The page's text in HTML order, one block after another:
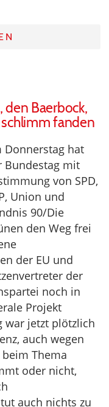
den Baerbock,
fanden
Donnerstag hat
Bundestag mit
von SPD,
Union und
90/Die
den Weg frei
der EU und
der
noch in
Projekt
war jetzt plötzlich
auch wegen
beim Thema
oder nicht,
auch nichts zu